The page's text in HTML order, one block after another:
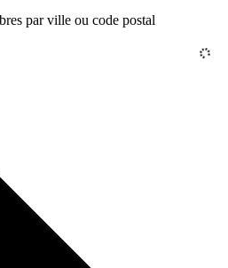
par ville ou code postal